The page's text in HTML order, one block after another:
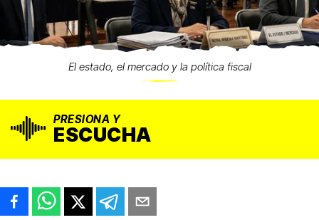
El estado, el mercado y la política fiscal
PRESIONA Y
ESCUCHA